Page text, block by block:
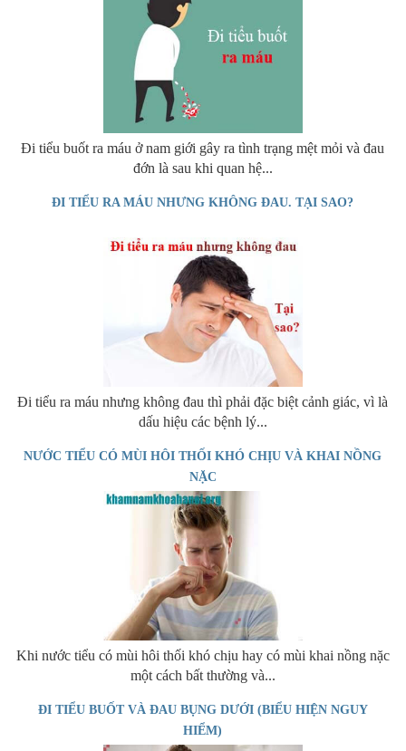
Đi tiểu buốt ra máu ở nam giới gây ra tình trạng mệt mỏi và đau
đớn là sau khi quan hệ...
ĐI TIỂU RA MÁU NHƯNG KHÔNG ĐAU. TẠI SAO?
Đi tiểu ra máu nhưng không đau thì phải đặc biệt cảnh giác, vì là
dấu hiệu các bệnh lý...
NƯỚC TIỂU CÓ MÙI HÔI THỐI KHÓ CHỊU VÀ KHAI NỒNG
NẶC
Khi nước tiểu có mùi hôi thối khó chịu hay có mùi khai nồng nặc
một cách bất thường và...
ĐI TIỂU BUỐT VÀ ĐAU BỤNG DƯỚI (BIỂU HIỆN NGUY
HIỂM)